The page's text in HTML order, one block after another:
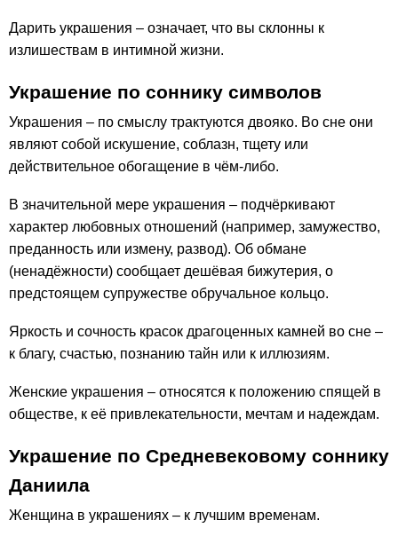
Дарить украшения – означает, что вы склонны к
излишествам в интимной жизни.
Украшение по соннику символов
Украшения – по смыслу трактуются двояко. Во сне они
являют собой искушение, соблазн, тщету или
действительное обогащение в чём-либо.
В значительной мере украшения – подчёркивают
характер любовных отношений (например, замужество,
преданность или измену, развод). Об обмане
(ненадёжности) сообщает дешёвая бижутерия, о
предстоящем супружестве обручальное кольцо.
Яркость и сочность красок драгоценных камней во сне –
к благу, счастью, познанию тайн или к иллюзиям.
Женские украшения – относятся к положению спящей в
обществе, к её привлекательности, мечтам и надеждам.
Украшение по Средневековому соннику
Даниила
Женщина в украшениях – к лучшим временам.